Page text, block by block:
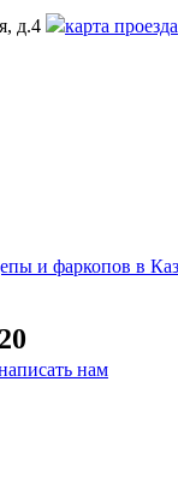
д.4
карта проезда
нам